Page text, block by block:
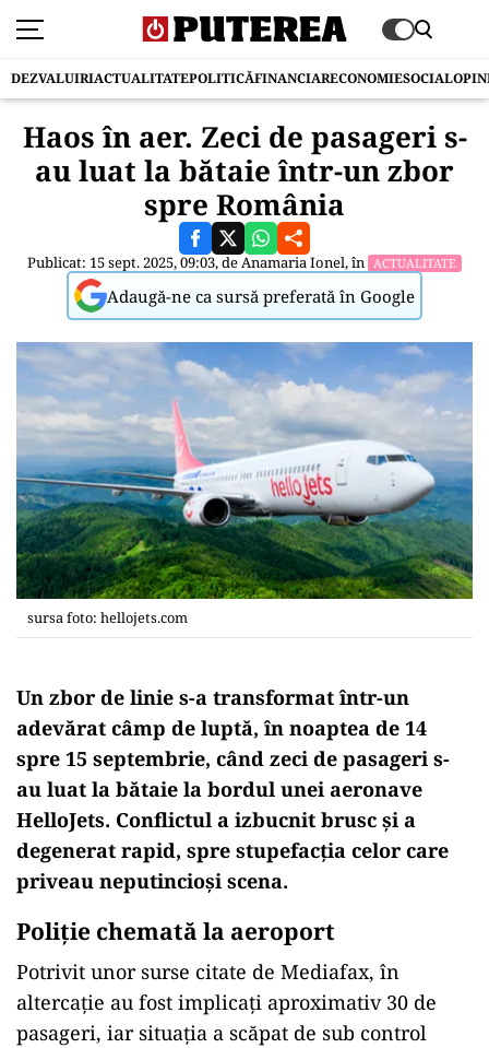
DEZVALUIRIACTUALITATEPOLITICĂFINANCIARECONOMIESOCIAL
Haos în aer. Zeci de pasageri s-
au luat la bătaie într-un zbor
spre România
Publicat: 15 sept. 2025, 09:03, deAnamaria Ionel, în ACTUALITATE
Adaugă-ne ca sursă preferată în Google
sursa foto: hellojets.com
Un zbor de linie s-a transformat într-un
adevărat câmp de luptă, în noaptea de 14
spre 15 septembrie, când zeci de pasageri s-
au luat la bătaie la bordul unei aeronave
HelloJets. Conflictul a izbucnit brusc și a
degenerat rapid, spre stupefacția celor care
priveau neputincioși scena.
Poliţie chemată la aeroport
Potrivit unor surse citate de Mediafax, în
altercație au fost implicați aproximativ 30 de
pasageri, iar situația a scăpat de sub control